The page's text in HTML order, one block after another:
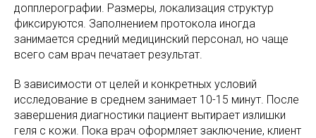
допплерографии. Размеры, локализация структур
фиксируются. Заполнением протокола иногда
занимается средний медицинский персонал, но чаще
всего сам врач печатает результат.
В зависимости от целей и конкретных условий
исследование в среднем занимает 10-15 минут. После
завершения диагностики пациент вытирает излишки
геля с кожи. Пока врач оформляет заключение, клиент